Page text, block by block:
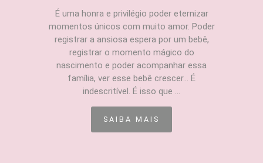
É uma honra e privilégio poder eternizar
momentos únicos com muito amor. Poder
registrar a ansiosa espera por um bebê,
registrar o momento mágico do
nascimento e poder acompanhar essa
família, ver esse bebê crescer... É
indescritível. É isso que ...
SAIBA MAIS